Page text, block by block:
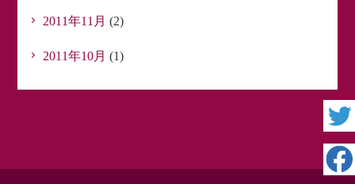
2011年11月 (2)
2011年10月 (1)